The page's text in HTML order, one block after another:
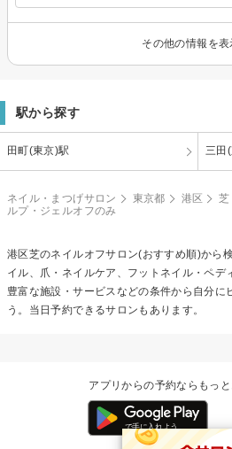
その他の情報を表
駅から探す
田町(東京)駅 三田
ネイル・まつげサロン 東京都 港区 芝
ルプ・ジェルオフのみ
港区芝のネイルオフサロン(おすすめ順)から
イル、爪・ネイルケア、フットネイル・ペデ
豊富な施設・サービスなどの条件から自分に
う。当日予約できるサロンもあります。
アプリからの予約ならもっと